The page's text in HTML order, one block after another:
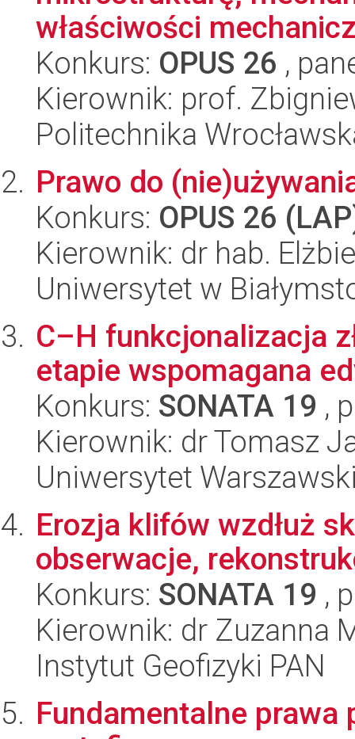
właściwości
Konkurs: OPUS 26 ,
Kierownik: prof.
Politechnika
Prawo do
Konkurs: OPUS 26
Kierownik: dr hab.
Uniwersytet w
C–H funkcjonalizacja
etapie wspomagana
Konkurs: SONATA 19 ,
Kierownik: dr Tomasz
Uniwersytet
Erozja klifów wzdłuż
obserwacje,
Konkurs: SONATA 19 ,
Kierownik: dr Zuzanna
Instytut Geofizyki PAN
Fundamentalne prawa